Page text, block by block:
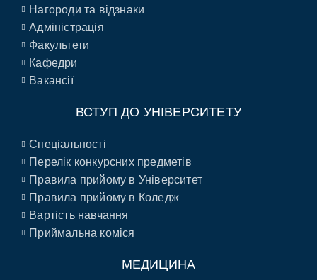
Нагороди та відзнаки
Адміністрація
Факультети
Кафедри
Вакансії
ВСТУП ДО УНІВЕРСИТЕТУ
Спеціальності
Перелік конкурсних предметів
Правила прийому в Університет
Правила прийому в Коледж
Вартість навчання
Приймальна коміся
МЕДИЦИНА